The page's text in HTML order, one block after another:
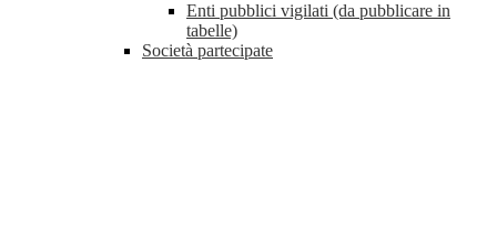
Enti pubblici vigilati (da pubblicare in
tabelle)
Società partecipate